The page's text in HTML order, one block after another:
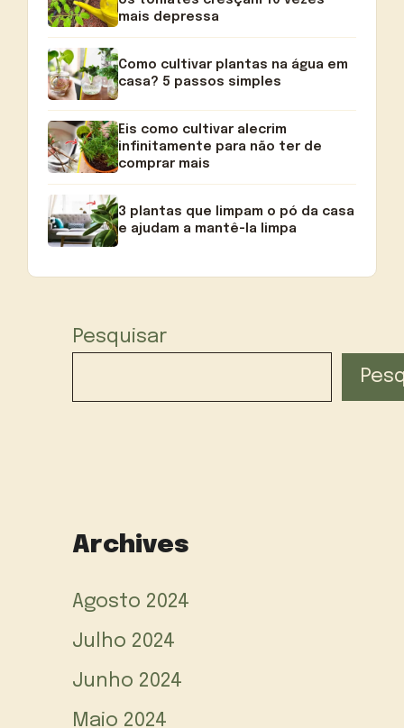
mais depressa
Como cultivar plantas na água em
casa? 5 passos simples
Eis como cultivar alecrim
infinitamente para não ter de
comprar mais
3 plantas que limpam o pó da casa
e ajudam a mantê-la limpa
Pesquisar
Archives
Agosto 2024
Julho 2024
Junho 2024
Maio 2024